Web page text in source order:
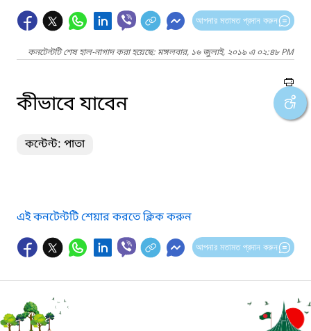
আপনার মতামত প্রদান করুন
কনটেন্টটি শেষ হাল-নাগাদ করা হয়েছে: মঙ্গলবার, ১৬ জুলাই, ২০১৯ এ ০২:৪৮ PM
কীভাবে যাবেন
কন্টেন্ট: পাতা
এই কনটেন্টটি শেয়ার করতে ক্লিক করুন
আপনার মতামত প্রদান করুন